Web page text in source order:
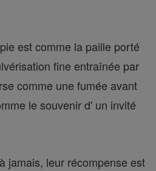
est comme la paille porté
fine entraînée par
comme une fumée avant
le souvenir d' un invité
jamais, leur récompense est